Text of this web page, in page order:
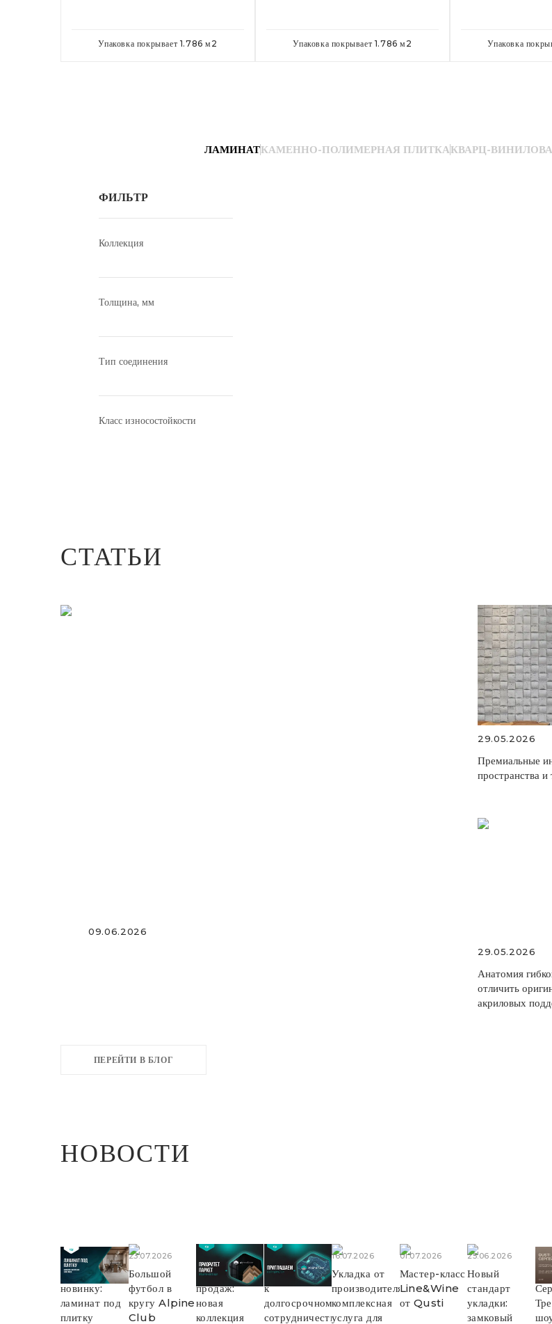
Упаковка покрывает 1.786 м2 Упаковка покрывает 1.786 м2 Упаковка
ЛАМИНАТКАМЕННО-ПОЛИМЕРНАЯ ПЛИТКАКВАРЦ-
ФИЛЬТР
Коллекция
Толщина, мм
Тип соединения
Класс износостойкости
СТАТЬИ
09.06.2026
29.05.2026
Премиальные
пространства и
29.05.2026
Анатомия
отличить
акриловых
ПЕРЕЙТИ В БЛОГ
НОВОСТИ
04.08.2026
Встречайте
новинку:
ламинат под
плитку
23.07.2026
Большой
футбол в
кругу Alpine
Club
22.07.2026
Старт
продаж:
новая
коллекция
16.07.2026
Приглашаем
к
долгосрочному
сотрудничеству!
16.07.2026
Укладка от
производителя:
комплексная
услуга для
01.07.2026
Мастер-класс
Line&Wine
от Qusti
25.06.2026
Новый
стандарт
укладки:
замковый